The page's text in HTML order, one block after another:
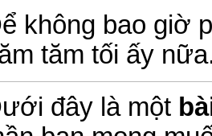
không bao giờ
tăm tối ấy
đây là một